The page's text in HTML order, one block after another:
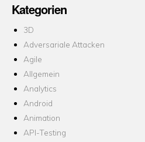
Kategorien
3D
Adversariale Attacken
Agile
Allgemein
Analytics
Android
Animation
API-Testing